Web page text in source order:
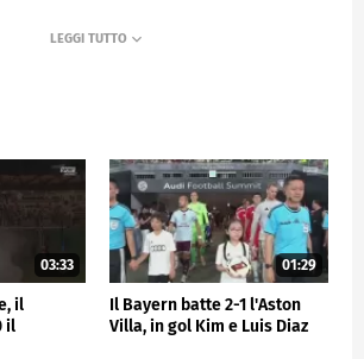
SPORTMEDIASET
03:33
il
il
01:29
Il Bayern batte 2-1 l'Aston
Villa, in gol Kim e Luis Diaz